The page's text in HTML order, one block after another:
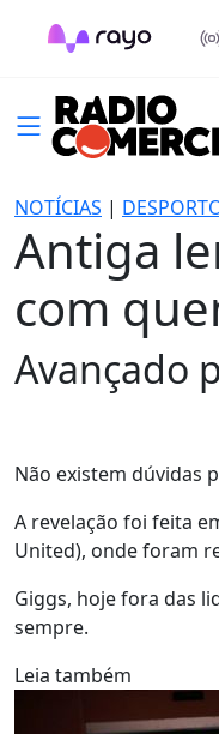
NOTÍCIAS |
Antiga
com
Avançado
Não existem dúvidas
A revelação foi feita
United), onde foram
Giggs, hoje fora das
sempre.
Leia também